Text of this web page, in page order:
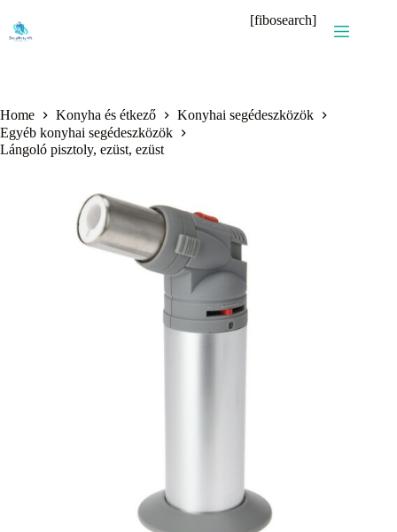
content
[fibosearch]
Home Konyha és étkező
Konyhai segédeszközök
Egyéb konyhai segédeszközök
Lángoló pisztoly, ezüst, ezüst